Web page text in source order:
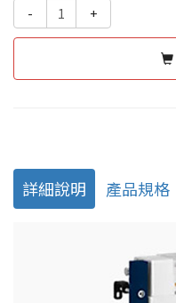
- +
詳細說明 產品規格